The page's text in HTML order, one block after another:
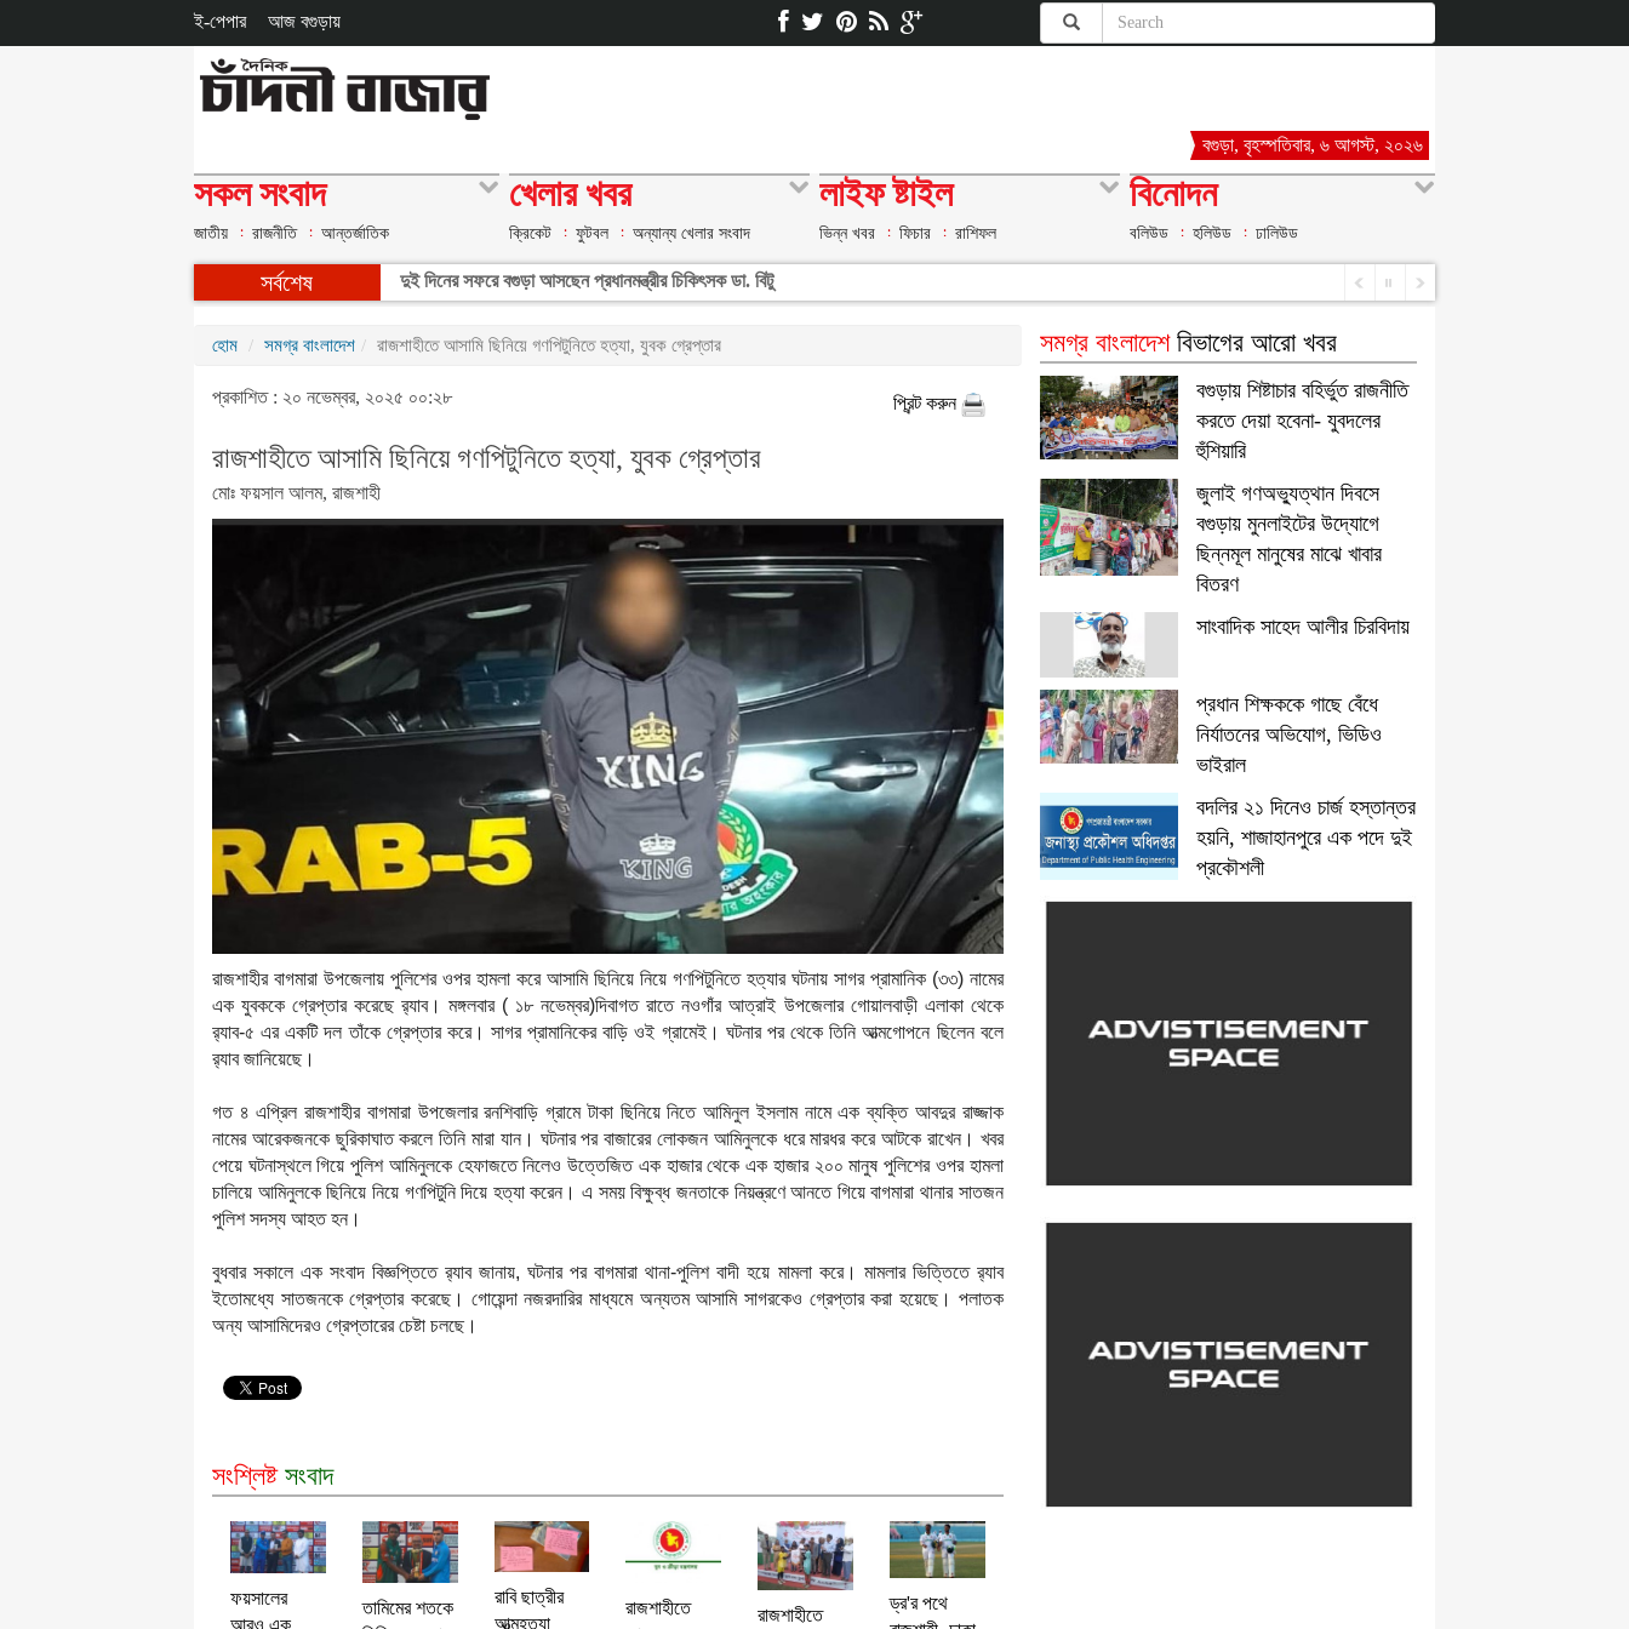
ই-পেপার আজ বগুড়ায়
বগুড়া, বৃহস্পতিবার, ৬ আগস্ট, ২০২৬
সকল সংবাদ
জাতীয় রাজনীতি আন্তর্জাতিক
খেলার খবর
ক্রিকেট ফুটবল অন্যান্য খেলার সংবাদ
লাইফ ষ্টাইল
ভিন্ন খবর ফিচার রাশিফল
বিনোদন
বলিউড হলিউড ঢালিউড
সর্বশেষ দুই দিনের সফরে বগুড়া আসছেন প্রধানমন্ত্রীর চিকিৎসক ডা. বিটু
হোম সমগ্র বাংলাদেশ রাজশাহীতে আসামি ছিনিয়ে গণপিটুনিতে হত্যা, যুবক গ্রেপ্তার
প্রকাশিত : ২০ নভেম্বর, ২০২৫ ০০:২৮ প্রিন্ট করুন
রাজশাহীতে আসামি ছিনিয়ে গণপিটুনিতে হত্যা, যুবক গ্রেপ্তার
মোঃ ফয়সাল আলম, রাজশাহী
রাজশাহীর বাগমারা উপজেলায় পুলিশের ওপর হামলা করে আসামি ছিনিয়ে নিয়ে গণপিটুনিতে হত্যার ঘটনায় সাগর প্রামানিক (৩৩) নামের
এক যুবককে গ্রেপ্তার করেছে র‌্যাব। মঙ্গলবার ( ১৮ নভেম্বর)দিবাগত রাতে নওগাঁর আত্রাই উপজেলার গোয়ালবাড়ী এলাকা থেকে
র‌্যাব-৫ এর একটি দল তাঁকে গ্রেপ্তার করে। সাগর প্রামানিকের বাড়ি ওই গ্রামেই। ঘটনার পর থেকে তিনি আত্মগোপনে ছিলেন বলে
র‌্যাব জানিয়েছে।
গত ৪ এপ্রিল রাজশাহীর বাগমারা উপজেলার রনশিবাড়ি গ্রামে টাকা ছিনিয়ে নিতে আমিনুল ইসলাম নামে এক ব্যক্তি আবদুর রাজ্জাক
নামের আরেকজনকে ছুরিকাঘাত করলে তিনি মারা যান। ঘটনার পর বাজারের লোকজন আমিনুলকে ধরে মারধর করে আটকে রাখেন। খবর
পেয়ে ঘটনাস্থলে গিয়ে পুলিশ আমিনুলকে হেফাজতে নিলেও উত্তেজিত এক হাজার থেকে এক হাজার ২০০ মানুষ পুলিশের ওপর হামলা
চালিয়ে আমিনুলকে ছিনিয়ে নিয়ে গণপিটুনি দিয়ে হত্যা করেন। এ সময় বিক্ষুব্ধ জনতাকে নিয়ন্ত্রণে আনতে গিয়ে বাগমারা থানার সাতজন
পুলিশ সদস্য আহত হন।
বুধবার সকালে এক সংবাদ বিজ্ঞপ্তিতে র‌্যাব জানায়, ঘটনার পর বাগমারা থানা-পুলিশ বাদী হয়ে মামলা করে। মামলার ভিত্তিতে র‌্যাব
ইতোমধ্যে সাতজনকে গ্রেপ্তার করেছে। গোয়েন্দা নজরদারির মাধ্যমে অন্যতম আসামি সাগরকেও গ্রেপ্তার করা হয়েছে। পলাতক
অন্য আসামিদেরও গ্রেপ্তারের চেষ্টা চলছে।
সংশ্লিষ্ট সংবাদ
ফয়সালের
তামিমের শতকে
রাবি ছাত্রীর
আত্মহত্যা
রাজশাহীতে
রাজশাহীতে
ড্র'র পথে
সমগ্র বাংলাদেশবিভাগের আরো খবর
বগুড়ায় শিষ্টাচার বহির্ভুত রাজনীতি
করতে দেয়া হবেনা- যুবদলের
হুঁশিয়ারি
জুলাই গণঅভ্যুত্থান দিবসে
বগুড়ায় মুনলাইটের উদ্যোগে
ছিন্নমূল মানুষের মাঝে খাবার
বিতরণ
সাংবাদিক সাহেদ আলীর চিরবিদায়
প্রধান শিক্ষককে গাছে বেঁধে
নির্যাতনের অভিযোগ, ভিডিও
ভাইরাল
বদলির ২১ দিনেও চার্জ হস্তান্তর
হয়নি, শাজাহানপুরে এক পদে দুই
প্রকৌশলী